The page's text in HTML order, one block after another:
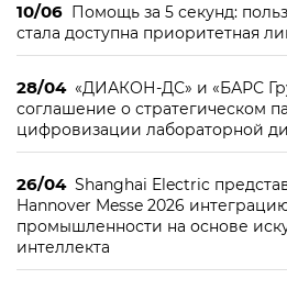
10/06 Помощь за 5 секунд:
стала доступна приоритетная
28/04 «ДИАКОН-ДС» и «БАРС
соглашение о стратегическом
цифровизации лабораторной
26/04 Shanghai Electric
Hannover Messe 2026
промышленности на основе
интеллекта